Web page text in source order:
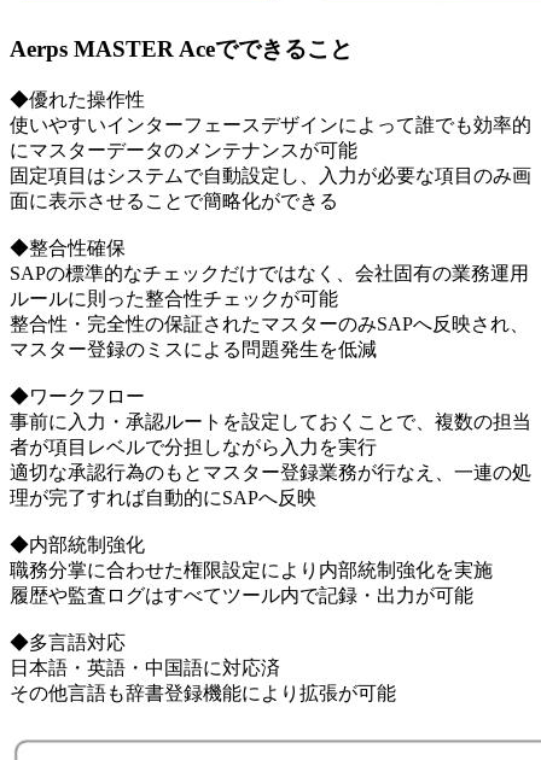
Aerps MASTER Aceでできること
◆優れた操作性
使いやすいインターフェースデザインによって誰でも効率的
にマスターデータのメンテナンスが可能
固定項目はシステムで自動設定し、入力が必要な項目のみ画
面に表示させることで簡略化ができる
◆整合性確保
SAPの標準的なチェックだけではなく、会社固有の業務運用
ルールに則った整合性チェックが可能
整合性・完全性の保証されたマスターのみSAPへ反映され、
マスター登録のミスによる問題発生を低減
◆ワークフロー
事前に入力・承認ルートを設定しておくことで、複数の担当
者が項目レベルで分担しながら入力を実行
適切な承認行為のもとマスター登録業務が行なえ、一連の処
理が完了すれば自動的にSAPへ反映
◆内部統制強化
職務分掌に合わせた権限設定により内部統制強化を実施
履歴や監査ログはすべてツール内で記録・出力が可能
◆多言語対応
日本語・英語・中国語に対応済
その他言語も辞書登録機能により拡張が可能